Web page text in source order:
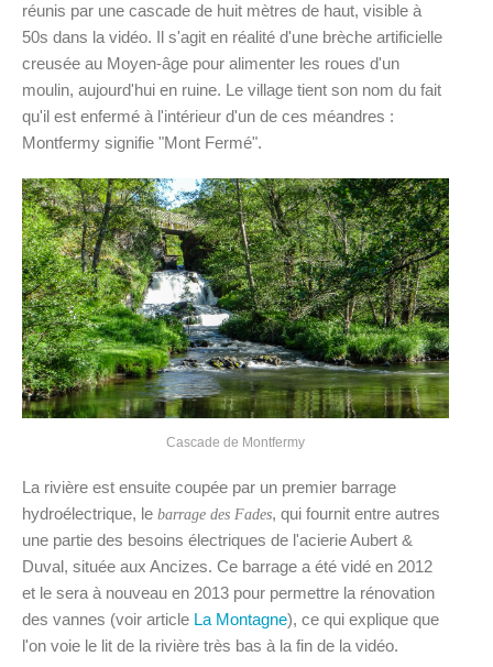
réunis par une cascade de huit mètres de haut, visible à
50s dans la vidéo. Il s'agit en réalité d'une brèche artificielle
creusée au Moyen-âge pour alimenter les roues d'un
moulin, aujourd'hui en ruine. Le village tient son nom du fait
qu'il est enfermé à l'intérieur d'un de ces méandres :
Montfermy signifie "Mont Fermé".
Cascade de Montfermy
La rivière est ensuite coupée par un premier barrage
hydroélectrique, le barrage des Fades, qui fournit entre autres
une partie des besoins électriques de l'acierie Aubert &
Duval, située aux Ancizes. Ce barrage a été vidé en 2012
et le sera à nouveau en 2013 pour permettre la rénovation
des vannes (voir article La Montagne), ce qui explique que
l'on voie le lit de la rivière très bas à la fin de la vidéo.